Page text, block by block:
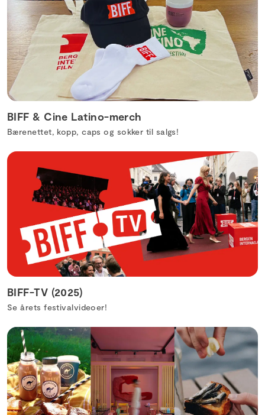
BIFF & Cine Latino-merch
Bærenettet, kopp, caps og sokker til salgs!
BIFF-TV (2025)
Se årets festivalvideoer!